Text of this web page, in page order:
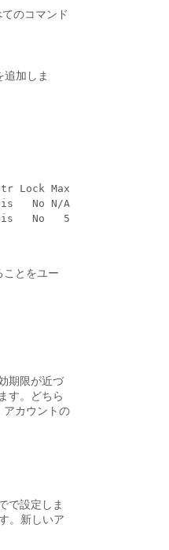
のコマンド
加しま
Lock Max
No N/A
No   5
ことをユー
期限が近づ
す。どちら
アカウントの
で設定しま
。新しいア